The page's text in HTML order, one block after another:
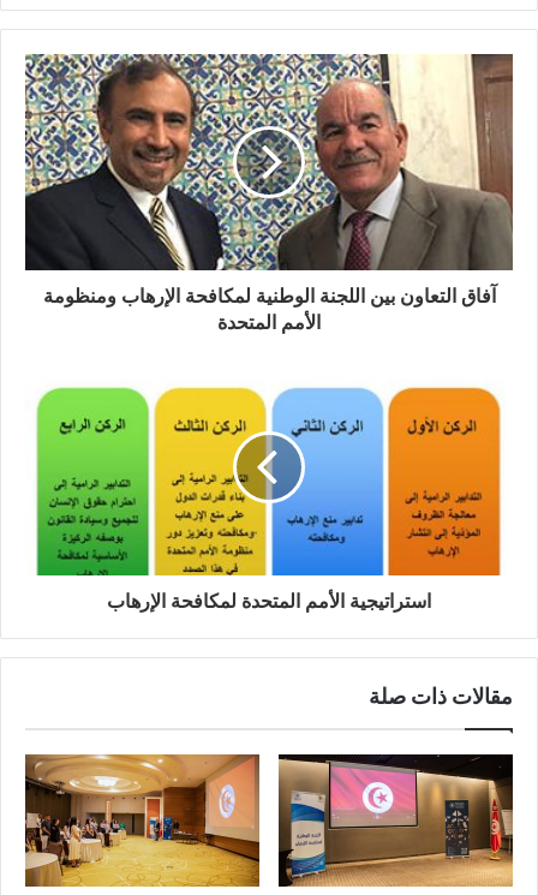
آفاق التعاون بين اللجنة الوطنية لمكافحة الإرهاب ومنظومة
الأمم المتحدة
استراتيجية الأمم المتحدة لمكافحة الإرهاب
مقالات ذات صلة